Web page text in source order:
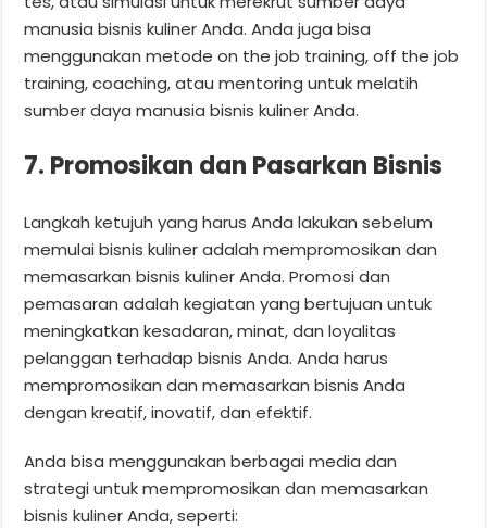
manusia bisnis kuliner Anda. Anda juga bisa
menggunakan metode on the job training, off the job
training, coaching, atau mentoring untuk melatih
sumber daya manusia bisnis kuliner Anda.
7. Promosikan dan Pasarkan Bisnis
Langkah ketujuh yang harus Anda lakukan sebelum
memulai bisnis kuliner adalah mempromosikan dan
memasarkan bisnis kuliner Anda. Promosi dan
pemasaran adalah kegiatan yang bertujuan untuk
meningkatkan kesadaran, minat, dan loyalitas
pelanggan terhadap bisnis Anda. Anda harus
mempromosikan dan memasarkan bisnis Anda
dengan kreatif, inovatif, dan efektif.
Anda bisa menggunakan berbagai media dan
strategi untuk mempromosikan dan memasarkan
bisnis kuliner Anda, seperti: